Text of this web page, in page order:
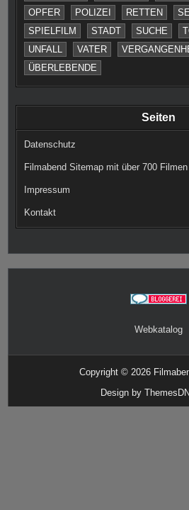
OPFER
POLIZEI RETTEN
SPIELFILM
STADT SUCHE
UNFALL
VATER
ÜBERLEBENDE
Seiten
Datenschutz
Filmabend Sitemap mit über 700 Filmen
Impressum
Kontakt
Webkatalog
Copyright © 2026
Design by